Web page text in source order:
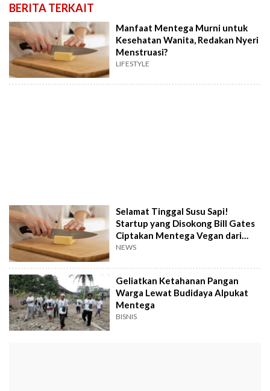
BERITA TERKAIT
Manfaat Mentega Murni untuk
Kesehatan Wanita, Redakan Nyeri
Menstruasi?
LIFESTYLE
Selamat Tinggal Susu Sapi!
Startup yang Disokong Bill Gates
Ciptakan Mentega Vegan dari
Karbon Dioksida
NEWS
Geliatkan Ketahanan Pangan
Warga Lewat Budidaya Alpukat
Mentega
BISNIS